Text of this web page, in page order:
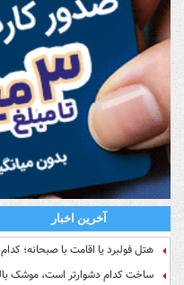
آخرین اخبار
هتل فولبرد یا اقامت با صبحانه؛
ساخت کدام دشوارتر است، موشک